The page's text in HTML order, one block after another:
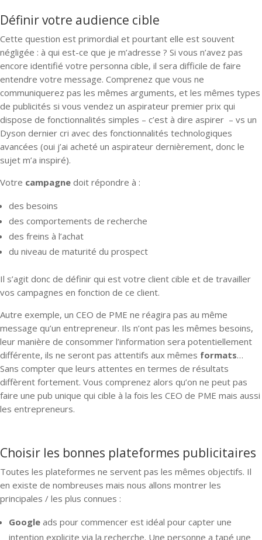
Définir votre audience cible
Cette question est primordial et pourtant elle est souvent
négligée : à qui est-ce que je m’adresse ? Si vous n’avez pas
encore identifié votre personna cible, il sera difficile de faire
entendre votre message. Comprenez que vous ne
communiquerez pas les mêmes arguments, et les mêmes types
de publicités si vous vendez un aspirateur premier prix qui
dispose de fonctionnalités simples – c’est à dire aspirer – vs un
Dyson dernier cri avec des fonctionnalités technologiques
avancées (oui j’ai acheté un aspirateur dernièrement, donc le
sujet m’a inspiré).
Votre campagne doit répondre à :
des besoins
des comportements de recherche
des freins à l’achat
du niveau de maturité du prospect
Il s’agit donc de définir qui est votre client cible et de travailler
vos campagnes en fonction de ce client.
Autre exemple, un CEO de PME ne réagira pas au même
message qu’un entrepreneur. Ils n’ont pas les mêmes besoins,
leur manière de consommer l’information sera potentiellement
différente, ils ne seront pas attentifs aux mêmes formats…
Sans compter que leurs attentes en termes de résultats
diffèrent fortement. Vous comprenez alors qu’on ne peut pas
faire une pub unique qui cible à la fois les CEO de PME mais aussi
les entrepreneurs.
Choisir les bonnes plateformes publicitaires
Toutes les plateformes ne servent pas les mêmes objectifs. Il
en existe de nombreuses mais nous allons montrer les
principales / les plus connues :
Google ads pour commencer est idéal pour capter une
intention explicite via la recherche. Une personne a tapé une